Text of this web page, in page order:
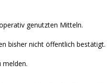
genutzten Mitteln.
bisher nicht öffentlich bestätigt.
melden.